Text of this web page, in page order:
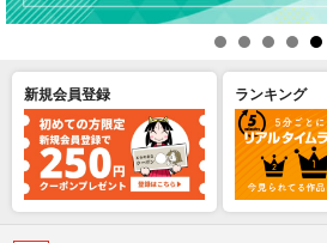
新規会員登録 ランキング